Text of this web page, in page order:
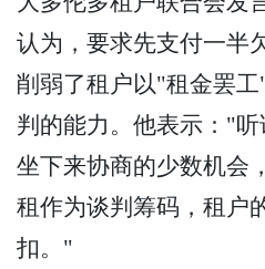
认为，要求先支付一半
削弱了租户以"租金罢
判的能力。他表示："
坐下来协商的少数机会
租作为谈判筹码，租户
扣。"